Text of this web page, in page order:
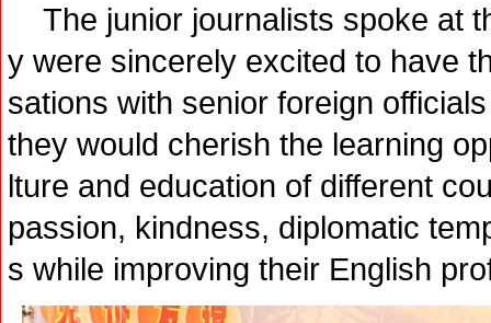
The junior journalists spoke at
y were sincerely excited to have
sations with senior foreign
they would cherish the learning
lture and education of different
passion, kindness, diplomatic
s while improving their English